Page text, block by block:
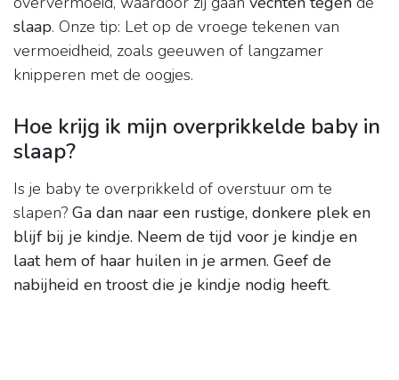
slaap. Onze tip: Let op de vroege tekenen van
vermoeidheid, zoals geeuwen of langzamer
knipperen met de oogjes.
Hoe krijg ik mijn overprikkelde baby in
slaap?
Is je baby te overprikkeld of overstuur om te
slapen? Ga dan naar een rustige, donkere plek en
blijf bij je kindje. Neem de tijd voor je kindje en
laat hem of haar huilen in je armen. Geef de
nabijheid en troost die je kindje nodig heeft.